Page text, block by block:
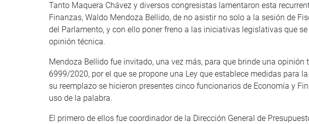
Tanto Maquera Chávez y diversos congresistas lamentaron esta
Finanzas, Waldo Mendoza Bellido, de no asistir no solo a la sesión de
del Parlamento, y con ello poner freno a las iniciativas legislativas que
opinión técnica.
Mendoza Bellido fue invitado, una vez más, para que brinde una opinión
6999/2020, por el que se propone una Ley que establece medidas para
su reemplazo se hicieron presentes cinco funcionarios de Economía y
uso de la palabra.
El primero de ellos fue coordinador de la Dirección General de